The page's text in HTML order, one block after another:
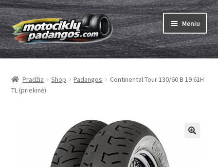
Pereiti
prie
meniu
Pereiti
prie
turinio
Meniu
Padangos
menu
Kameros
menu
Pradžia Shop Padangos
Continental Tour 130/60 B 19 61H
TL (priekinė)